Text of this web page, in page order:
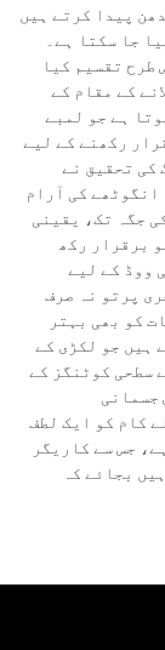
پیدا کرتے ہیں
جا سکتا ہے۔
طرح تقسیم کیا
کے مقام کے
ہے جو لمبے
رکھنے کے لیے
کی تحقیق نے
انگوٹھے کی آرام
جگہ تک، یقینی
برقرار رکھ
ووڈ کے لیے
پرتو نہ صرف
کو بھی بہتر
ہیں جو لکڑی کے
سطحی کوٹنگز کے
جسمانی
کام کو ایک لطف
جس سے کاریگر
بجائے کہ